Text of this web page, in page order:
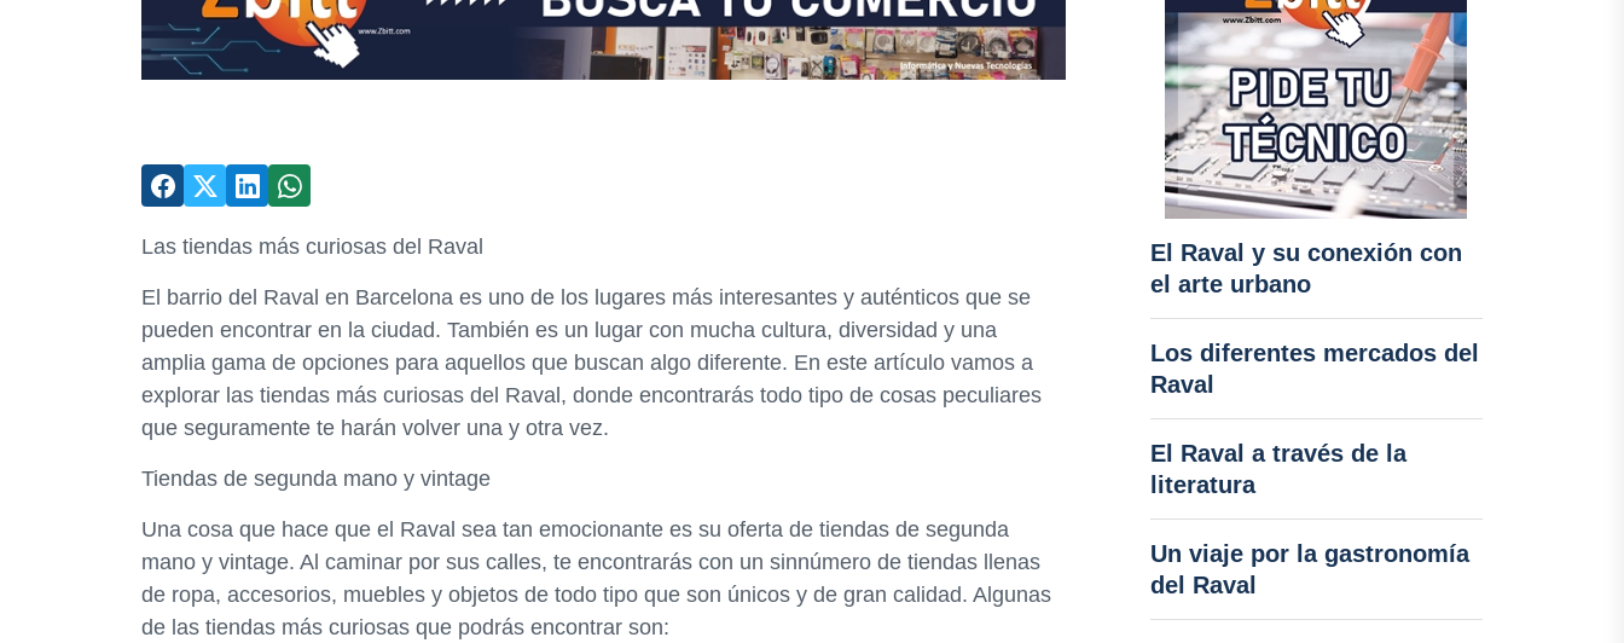
Las tiendas más curiosas del Raval
El barrio del Raval en Barcelona es uno de los lugares más interesantes y auténticos que se
pueden encontrar en la ciudad. También es un lugar con mucha cultura, diversidad y una
amplia gama de opciones para aquellos que buscan algo diferente. En este artículo vamos a
explorar las tiendas más curiosas del Raval, donde encontrarás todo tipo de cosas peculiares
que seguramente te harán volver una y otra vez.
Tiendas de segunda mano y vintage
Una cosa que hace que el Raval sea tan emocionante es su oferta de tiendas de segunda
mano y vintage. Al caminar por sus calles, te encontrarás con un sinnúmero de tiendas llenas
de ropa, accesorios, muebles y objetos de todo tipo que son únicos y de gran calidad. Algunas
de las tiendas más curiosas que podrás encontrar son:
El Raval y su conexión con
el arte urbano
Los diferentes mercados del
Raval
El Raval a través de la
literatura
Un viaje por la gastronomía
del Raval